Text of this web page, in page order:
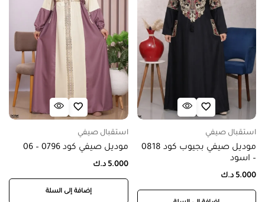
استقبال صيفي
موديل صيفي بجيوب كود 0818
– اسود
5.000 د.ك
استقبال صيفي
موديل صيفي كود 0796 – 06
5.000 د.ك
إضافة إلى السلة